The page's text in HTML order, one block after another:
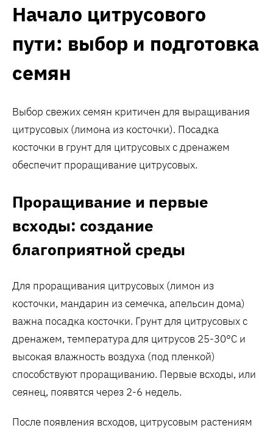
Начало цитрусового
пути: выбор и подготовка
семян
Выбор свежих семян критичен для выращивания
цитрусовых (лимона из косточки). Посадка
косточки в грунт для цитрусовых с дренажем
обеспечит проращивание цитрусовых.
Проращивание и первые
всходы: создание
благоприятной среды
Для проращивания цитрусовых (лимон из
косточки, мандарин из семечка, апельсин дома)
важна посадка косточки. Грунт для цитрусовых с
дренажем, температура для цитрусов 25-30°C и
высокая влажность воздуха (под пленкой)
способствуют проращиванию. Первые всходы, или
сеянец, появятся через 2-6 недель.
После появления всходов, цитрусовым растениям